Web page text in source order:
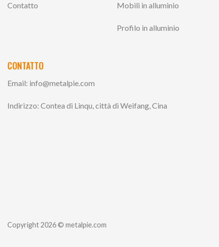
Contatto Mobili in alluminio
Profilo in alluminio
CONTATTO
Email: info@metalpie.com
Indirizzo: Contea di Linqu, città di Weifang, Cina
Copyright 2026 © metalpie.com